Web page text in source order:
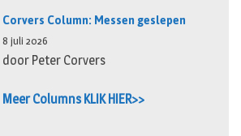
Corvers Column: Messen geslepen
8 juli 2026
door Peter Corvers
Meer Columns KLIK HIER>>